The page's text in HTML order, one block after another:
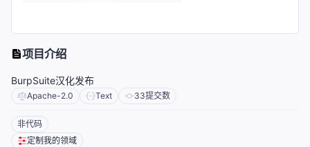
项目介绍
BurpSuite汉化发布
Apache-2.0 Text 33提交数
非代码
定制我的领域